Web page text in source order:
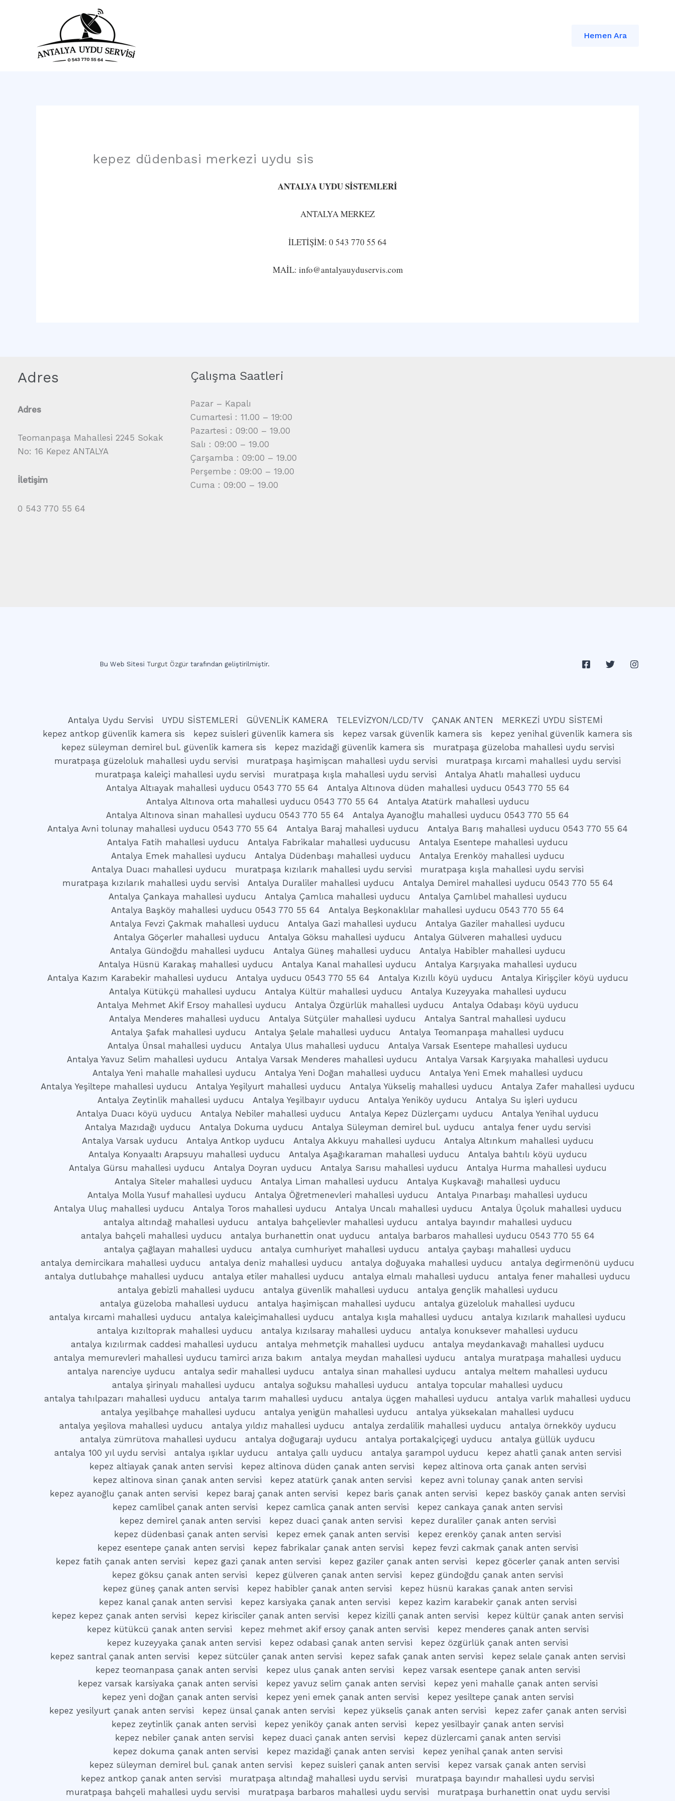
Hemen Ara
kepez düdenbasi merkezi uydu sis
ANTALYA UYDU SİSTEMLERİ
ANTALYA MERKEZ
İLETİŞİM: 0 543 770 55 64
MAİL: info@antalyauyduservis.com
Adres
Adres
Teomanpaşa Mahallesi 2245 Sokak
No: 16 Kepez ANTALYA
İletişim
0 543 770 55 64
Çalışma Saatleri
Pazar – Kapalı
Cumartesi : 11.00 – 19:00
Pazartesi : 09:00 – 19.00
Salı : 09:00 – 19.00
Çarşamba : 09:00 – 19.00
Perşembe : 09:00 – 19.00
Cuma : 09:00 – 19.00
Bu Web Sitesi Turgut Özgürtarafından geliştirilmiştir.
Antalya Uydu Servisi UYDU SİSTEMLERİ GÜVENLİK KAMERA TELEVİZYON/LCD/TV ÇANAK ANTEN
MERKEZİ UYDU SİSTEMİ
kepez antkop güvenlik kamera sis
kepez suisleri güvenlik kamera sis kepez varsak güvenlik kamera sis
kepez yenihal güvenlik kamera sis
kepez süleyman demirel bul. güvenlik kamera sis
kepez mazidaği güvenlik kamera sis
muratpaşa güzeloba mahallesi uydu servisi
muratpaşa güzeloluk mahallesi uydu servisi
muratpaşa haşimişcan mahallesi uydu servisi
muratpaşa kırcami mahallesi uydu servisi
muratpaşa kaleiçi mahallesi uydu servisi
muratpaşa kışla mahallesi uydu servisi
Antalya Ahatlı mahallesi uyducu
Antalya Altıayak mahallesi uyducu 0543 770 55 64
Antalya Altınova düden mahallesi uyducu 0543 770 55 64
Antalya Altınova orta mahallesi uyducu 0543 770 55 64
Antalya Atatürk mahallesi uyducu
Antalya Altınova sinan mahallesi uyducu 0543 770 55 64
Antalya Ayanoğlu mahallesi uyducu 0543 770 55 64
Antalya Avni tolunay mahallesi uyducu 0543 770 55 64
Antalya Baraj mahallesi uyducu
Antalya Barış mahallesi uyducu 0543 770 55 64
Antalya Fatih mahallesi uyducu
Antalya Fabrikalar mahallesi uyducusu
Antalya Esentepe mahallesi uyducu
Antalya Emek mahallesi uyducu
Antalya Düdenbaşı mahallesi uyducu
Antalya Erenköy mahallesi uyducu
Antalya Duacı mahallesi uyducu
muratpaşa kızılarık mahallesi uydu servisi
muratpaşa kışla mahallesi uydu servisi
muratpaşa kızılarık mahallesi uydu servisi
Antalya Duraliler mahallesi uyducu
Antalya Demirel mahallesi uyducu 0543 770 55 64
Antalya Çankaya mahallesi uyducu
Antalya Çamlıca mahallesi uyducu
Antalya Çamlıbel mahallesi uyducu
Antalya Başköy mahallesi uyducu 0543 770 55 64
Antalya Beşkonaklılar mahallesi uyducu 0543 770 55 64
Antalya Fevzi Çakmak mahallesi uyducu
Antalya Gazi mahallesi uyducu
Antalya Gaziler mahallesi uyducu
Antalya Göçerler mahallesi uyducu
Antalya Göksu mahallesi uyducu
Antalya Gülveren mahallesi uyducu
Antalya Gündoğdu mahallesi uyducu
Antalya Güneş mahallesi uyducu
Antalya Habibler mahallesi uyducu
Antalya Hüsnü Karakaş mahallesi uyducu
Antalya Kanal mahallesi uyducu
Antalya Karşıyaka mahallesi uyducu
Antalya Kazım Karabekir mahallesi uyducu
Antalya uyducu 0543 770 55 64 Antalya Kızıllı köyü uyducu
Antalya Kirişçiler köyü uyducu
Antalya Kütükçü mahallesi uyducu
Antalya Kültür mahallesi uyducu
Antalya Kuzeyyaka mahallesi uyducu
Antalya Mehmet Akif Ersoy mahallesi uyducu
Antalya Özgürlük mahallesi uyducu
Antalya Odabaşı köyü uyducu
Antalya Menderes mahallesi uyducu
Antalya Sütçüler mahallesi uyducu
Antalya Santral mahallesi uyducu
Antalya Şafak mahallesi uyducu
Antalya Şelale mahallesi uyducu
Antalya Teomanpaşa mahallesi uyducu
Antalya Ünsal mahallesi uyducu
Antalya Ulus mahallesi uyducu
Antalya Varsak Esentepe mahallesi uyducu
Antalya Yavuz Selim mahallesi uyducu
Antalya Varsak Menderes mahallesi uyducu
Antalya Varsak Karşıyaka mahallesi uyducu
Antalya Yeni mahalle mahallesi uyducu
Antalya Yeni Doğan mahallesi uyducu
Antalya Yeni Emek mahallesi uyducu
Antalya Yeşiltepe mahallesi uyducu
Antalya Yeşilyurt mahallesi uyducu Antalya Yükseliş mahallesi uyducu
Antalya Zafer mahallesi uyducu
Antalya Zeytinlik mahallesi uyducu
Antalya Yeşilbayır uyducu Antalya Yeniköy uyducu
Antalya Su işleri uyducu
Antalya Duacı köyü uyducu
Antalya Nebiler mahallesi uyducu Antalya Kepez Düzlerçamı uyducu
Antalya Yenihal uyducu
Antalya Mazıdağı uyducu
Antalya Dokuma uyducu Antalya Süleyman demirel bul. uyducu
antalya fener uydu servisi
Antalya Varsak uyducu
Antalya Antkop uyducu Antalya Akkuyu mahallesi uyducu
Antalya Altınkum mahallesi uyducu
Antalya Konyaaltı Arapsuyu mahallesi uyducu
Antalya Aşağıkaraman mahallesi uyducu
Antalya bahtılı köyü uyducu
Antalya Gürsu mahallesi uyducu
Antalya Doyran uyducu Antalya Sarısu mahallesi uyducu
Antalya Hurma mahallesi uyducu
Antalya Siteler mahallesi uyducu
Antalya Liman mahallesi uyducu
Antalya Kuşkavağı mahallesi uyducu
Antalya Molla Yusuf mahallesi uyducu
Antalya Öğretmenevleri mahallesi uyducu
Antalya Pınarbaşı mahallesi uyducu
Antalya Uluç mahallesi uyducu
Antalya Toros mahallesi uyducu Antalya Uncalı mahallesi uyducu
Antalya Üçoluk mahallesi uyducu
antalya altındağ mahallesi uyducu
antalya bahçelievler mahallesi uyducu
antalya bayındır mahallesi uyducu
antalya bahçeli mahallesi uyducu
antalya burhanettin onat uyducu
antalya barbaros mahallesi uyducu 0543 770 55 64
antalya çağlayan mahallesi uyducu
antalya cumhuriyet mahallesi uyducu
antalya çaybaşı mahallesi uyducu
antalya demircikara mahallesi uyducu
antalya deniz mahallesi uyducu antalya doğuyaka mahallesi uyducu
antalya degirmenönü uyducu
antalya dutlubahçe mahallesi uyducu
antalya etiler mahallesi uyducu antalya elmalı mahallesi uyducu
antalya fener mahallesi uyducu
antalya gebizli mahallesi uyducu
antalya güvenlik mahallesi uyducu
antalya gençlik mahallesi uyducu
antalya güzeloba mahallesi uyducu
antalya haşimişcan mahallesi uyducu
antalya güzeloluk mahallesi uyducu
antalya kırcami mahallesi uyducu
antalya kaleiçimahallesi uyducu antalya kışla mahallesi uyducu
antalya kızılarık mahallesi uyducu
antalya kızıltoprak mahallesi uyducu
antalya kızılsaray mahallesi uyducu
antalya konuksever mahallesi uyducu
antalya kızılırmak caddesi mahallesi uyducu
antalya mehmetçik mahallesi uyducu
antalya meydankavağı mahallesi uyducu
antalya memurevleri mahallesi uyducu tamirci arıza bakım
antalya meydan mahallesi uyducu
antalya muratpaşa mahallesi uyducu
antalya narenciye uyducu
antalya sedir mahallesi uyducu antalya sinan mahallesi uyducu
antalya meltem mahallesi uyducu
antalya şirinyalı mahallesi uyducu
antalya soğuksu mahallesi uyducu
antalya topcular mahallesi uyducu
antalya tahılpazarı mahallesi uyducu
antalya tarım mahallesi uyducu antalya üçgen mahallesi uyducu
antalya varlık mahallesi uyducu
antalya yeşilbahçe mahallesi uyducu
antalya yenigün mahallesi uyducu
antalya yüksekalan mahallesi uyducu
antalya yeşilova mahallesi uyducu
antalya yıldız mahallesi uyducu antalya zerdalilik mahallesi uyducu
antalya örnekköy uyducu
antalya zümrütova mahallesi uyducu
antalya doğugarajı uyducu antalya portakalçiçegi uyducu
antalya güllük uyducu
antalya 100 yıl uydu servisi
antalya ışıklar uyducu antalya çallı uyducu antalya şarampol uyducu
kepez ahatli çanak anten servisi
kepez altiayak çanak anten servisi
kepez altinova düden çanak anten servisi
kepez altinova orta çanak anten servisi
kepez altinova sinan çanak anten servisi
kepez atatürk çanak anten servisi
kepez avni tolunay çanak anten servisi
kepez ayanoğlu çanak anten servisi
kepez baraj çanak anten servisi kepez baris çanak anten servisi
kepez basköy çanak anten servisi
kepez camlibel çanak anten servisi
kepez camlica çanak anten servisi
kepez cankaya çanak anten servisi
kepez demirel çanak anten servisi
kepez duaci çanak anten servisi
kepez duraliler çanak anten servisi
kepez düdenbasi çanak anten servisi
kepez emek çanak anten servisi
kepez erenköy çanak anten servisi
kepez esentepe çanak anten servisi
kepez fabrikalar çanak anten servisi
kepez fevzi cakmak çanak anten servisi
kepez fatih çanak anten servisi
kepez gazi çanak anten servisi kepez gaziler çanak anten servisi
kepez göcerler çanak anten servisi
kepez göksu çanak anten servisi
kepez gülveren çanak anten servisi
kepez gündoğdu çanak anten servisi
kepez güneş çanak anten servisi
kepez habibler çanak anten servisi
kepez hüsnü karakas çanak anten servisi
kepez kanal çanak anten servisi
kepez karsiyaka çanak anten servisi
kepez kazim karabekir çanak anten servisi
kepez kepez çanak anten servisi
kepez kirisciler çanak anten servisi kepez kizilli çanak anten servisi
kepez kültür çanak anten servisi
kepez kütükcü çanak anten servisi
kepez mehmet akif ersoy çanak anten servisi
kepez menderes çanak anten servisi
kepez kuzeyyaka çanak anten servisi
kepez odabasi çanak anten servisi
kepez özgürlük çanak anten servisi
kepez santral çanak anten servisi
kepez sütcüler çanak anten servisi kepez safak çanak anten servisi
kepez selale çanak anten servisi
kepez teomanpasa çanak anten servisi
kepez ulus çanak anten servisi
kepez varsak esentepe çanak anten servisi
kepez varsak karsiyaka çanak anten servisi
kepez yavuz selim çanak anten servisi
kepez yeni mahalle çanak anten servisi
kepez yeni doğan çanak anten servisi
kepez yeni emek çanak anten servisi
kepez yesiltepe çanak anten servisi
kepez yesilyurt çanak anten servisi
kepez ünsal çanak anten servisi kepez yükselis çanak anten servisi
kepez zafer çanak anten servisi
kepez zeytinlik çanak anten servisi
kepez yeniköy çanak anten servisi
kepez yesilbayir çanak anten servisi
kepez nebiler çanak anten servisi
kepez duaci çanak anten servisi
kepez düzlercami çanak anten servisi
kepez dokuma çanak anten servisi
kepez mazidaği çanak anten servisi
kepez yenihal çanak anten servisi
kepez süleyman demirel bul. çanak anten servisi
kepez suisleri çanak anten servisi
kepez varsak çanak anten servisi
kepez antkop çanak anten servisi
muratpaşa altındağ mahallesi uydu servisi
muratpaşa bayındır mahallesi uydu servisi
muratpaşa bahçeli mahallesi uydu servisi
muratpaşa barbaros mahallesi uydu servisi
muratpaşa burhanettin onat uydu servisi